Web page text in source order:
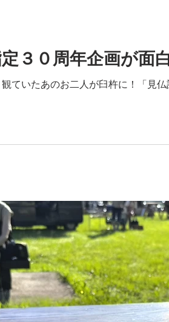
３０周年企画が面
ていたあのお二人が臼杵に！「見